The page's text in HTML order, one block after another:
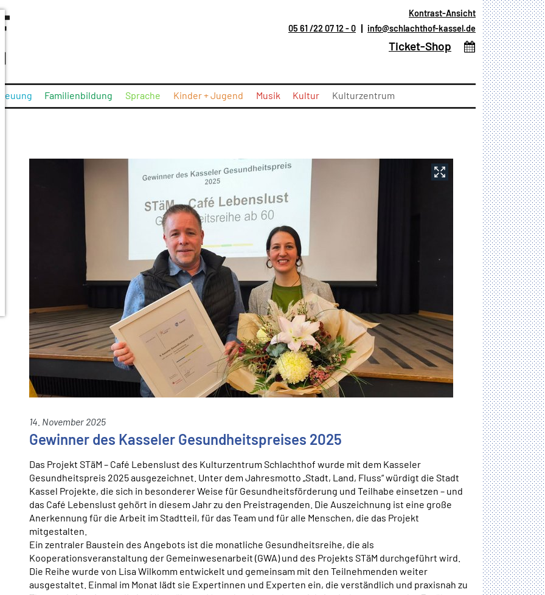
Kontrast-Ansicht
05 61 /22 07 12 - 0
info@schlachthof-kassel.de
Ticket-Shop (öffnet in neuem
Familienbildung Sprache Kinder + Jugend Musik Kultur Kulturzentrum
14. November 2025
Gewinner des Kasseler Gesundheitspreises 2025
Das Projekt STäM – Café Lebenslust des Kulturzentrum Schlachthof wurde mit dem Kasseler
Gesundheitspreis 2025 ausgezeichnet. Unter dem Jahresmotto „Stadt, Land, Fluss“ würdigt die Stadt
Kassel Projekte, die sich in besonderer Weise für Gesundheitsförderung und Teilhabe einsetzen – und
das Café Lebenslust gehört in diesem Jahr zu den Preistragenden. Die Auszeichnung ist eine große
Anerkennung für die Arbeit im Stadtteil, für das Team und für alle Menschen, die das Projekt
mitgestalten.
Ein zentraler Baustein des Angebots ist die monatliche Gesundheitsreihe, die als
Kooperationsveranstaltung der Gemeinwesenarbeit (GWA) und des Projekts STäM durchgeführt wird.
Die Reihe wurde von Lisa Wilkomm entwickelt und gemeinsam mit den Teilnehmenden weiter
ausgestaltet. Einmal im Monat lädt sie Expertinnen und Experten ein, die verständlich und praxisnah zu